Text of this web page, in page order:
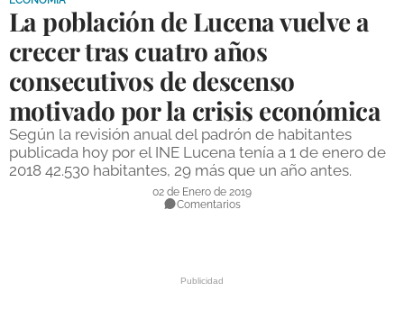
DEPORTES
COMPETICIONES
DEPORTE BASE
OPINIÓN
VENTANA CIUDADANA
La población de Lucena vuelve a
crecer tras cuatro años
consecutivos de descenso
motivado por la crisis económica
Según la revisión anual del padrón de habitantes
publicada hoy por el INE Lucena tenía a 1 de enero de
2018 42.530 habitantes, 29 más que un año antes.
02 de Enero de 2019
Comentarios